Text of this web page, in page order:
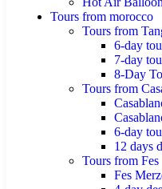
Tours from morocco
Tours from
6-day
7-day
8-Day
Tours from
6-day
12 days
Tours from Fes
Fes